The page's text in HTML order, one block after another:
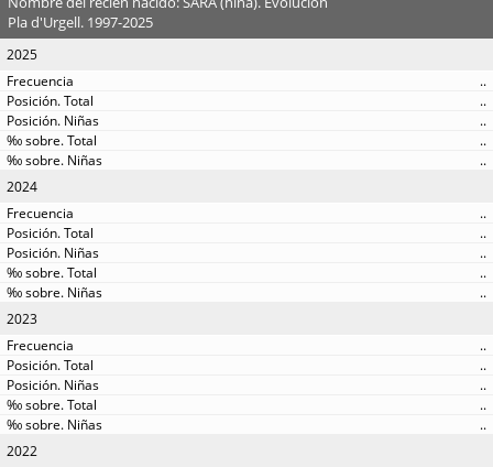
Pla d'Urgell. 1997-2025
2025
..
..
..
..
..
2024
..
..
..
..
..
2023
..
..
..
..
..
2022